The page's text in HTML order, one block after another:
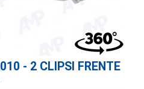
- 2 CLIPSI FRENTE